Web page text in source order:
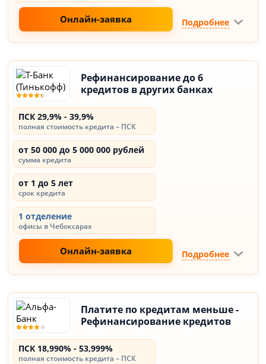
Онлайн-заявка Подробнее
Рефинансирование до 6
кредитов в других банках
ПСК 29,9% - 39,9%
полная стоимость кредита – ПСК
от 50 000 до 5 000 000 рублей
сумма кредита
от 1 до 5 лет
срок кредита
1 отделение
офисы в Чебоксарах
Онлайн-заявка Подробнее
Платите по кредитам меньше -
Рефинансирование кредитов
ПСК 18,990% - 53,999%
полная стоимость кредита – ПСК